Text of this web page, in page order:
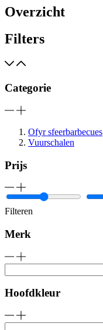
Overzicht
Filters
Categorie
Ofyr sfeerbarbecues
Vuurschalen
Prijs
Filteren
Merk
Hoofdkleur